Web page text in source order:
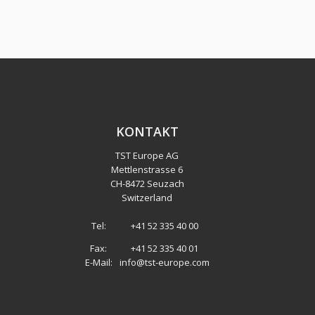
KONTAKT
TST Europe AG
Mettlenstrasse 6
CH-8472 Seuzach
Switzerland
Tel:
+41 52 335 40 00
Fax:
+41 52 335 40 01
E-Mail:
info@tst-europe.com